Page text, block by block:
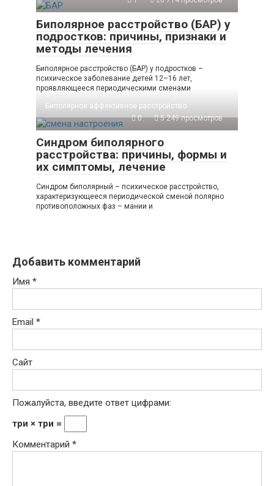
Биполярное расстройство (БАР) у
подростков: причины, признаки и
методы лечения
Биполярное расстройство (БАР) у подростков –
психическое заболевание детей 12–16 лет,
проявляющееся периодическими сменами
Биполярное аффективное расстройство
0
5 249 просмотров
Синдром биполярного
расстройства: причины, формы и
их симптомы, лечение
Синдром биполярный – психическое расстройство,
характеризующееся периодической сменой полярно
противоположных фаз – мании и
Добавить комментарий
Имя *
Email *
Сайт
Пожалуйста, введите ответ цифрами:
три × три =
Комментарий *